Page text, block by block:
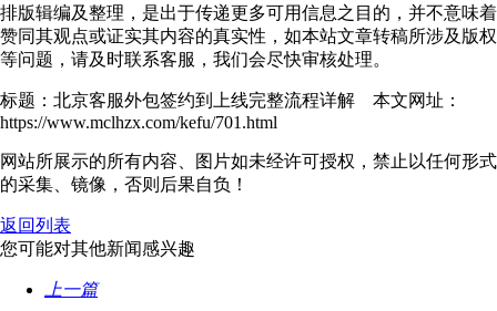
排版辑编及整理，是出于传递更多可用信息之目的，并不意味着
赞同其观点或证实其内容的真实性，如本站文章转稿所涉及版权
等问题，请及时联系客服，我们会尽快审核处理。
标题：北京客服外包签约到上线完整流程详解 本文网址：
https://www.mclhzx.com/kefu/701.html
网站所展示的所有内容、图片如未经许可授权，禁止以任何形式
的采集、镜像，否则后果自负！
返回列表
您可能对其他新闻感兴趣
上一篇